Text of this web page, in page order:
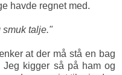
havde regnet med.
smuk talje."
at der må stå en bag
kigger så på ham og